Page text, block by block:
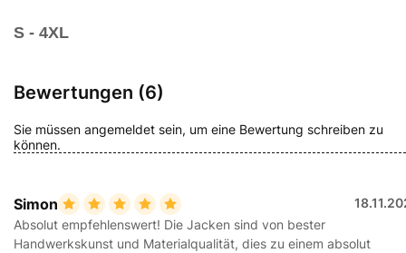
S - 4XL
Bewertungen (6)
Sie müssen angemeldet sein, um eine Bewertung schreiben zu
können.
Simon
Absolut empfehlenswert! Die Jacken sind von bester
Handwerkskunst und Materialqualität, dies zu einem absolut